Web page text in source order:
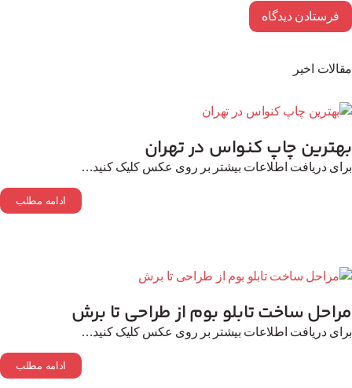
اخیر
چاپ کنواس در تهران
دریافت اطلاعات بیشتر بر روی عکس کلیک کنید…
ادامه مطلب
ساخت تابلو بوم از طراحی تا برش
دریافت اطلاعات بیشتر بر روی عکس کلیک کنید…
ادامه مطلب